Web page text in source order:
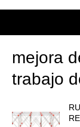
mejora
trabajo